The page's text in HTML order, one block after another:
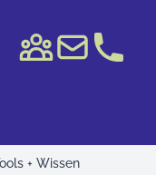
+ Wissen